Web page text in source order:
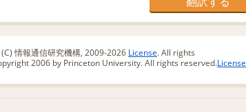
情報通信研究機構, 2009-2026 License. All rights
2006 by Princeton University. All rights reserved.License